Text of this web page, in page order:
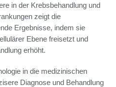
in der Krebsbehandlung und
zeigt die
Ergebnisse, indem sie
Ebene freisetzt und
erhöht.
in die medizinischen
Diagnose und Behandlung